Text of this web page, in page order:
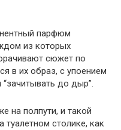
парфюм
из которых
сюжет по
в их образ, с упоением
до дыр”.
на полпути, и такой
столике, как